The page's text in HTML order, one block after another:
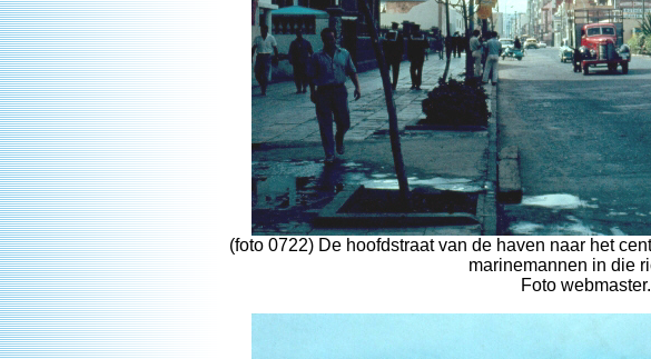
(foto 0722) De hoofdstraat van de haven naar het
marinemannen in die
Foto webmaster.